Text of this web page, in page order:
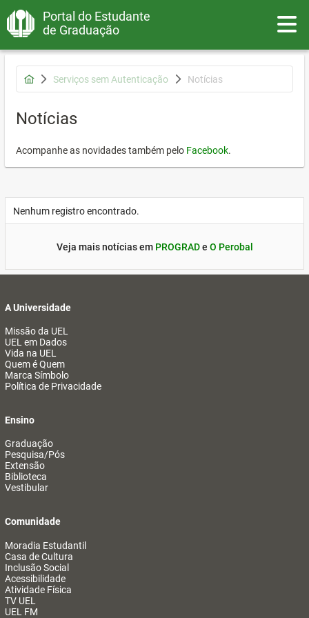
Portal do Estudante
de Graduação
Serviços sem Autenticação Notícias
Notícias
Acompanhe as novidades também pelo Facebook.
Nenhum registro encontrado.
Veja mais notícias em PROGRADe O Perobal
A Universidade
Missão da UEL
UEL em Dados
Vida na UEL
Quem é Quem
Marca Símbolo
Política de Privacidade
Ensino
Graduação
Pesquisa/Pós
Extensão
Biblioteca
Vestibular
Comunidade
Moradia Estudantil
Casa de Cultura
Inclusão Social
Acessibilidade
Atividade Física
TV UEL
UEL FM